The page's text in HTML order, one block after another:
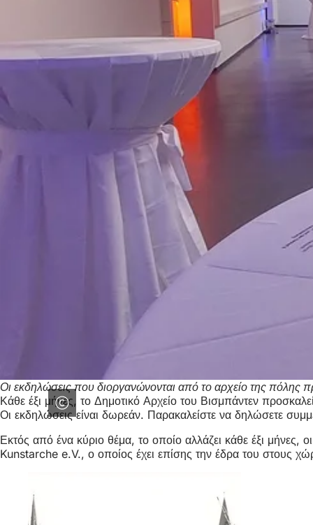
Οι εκδηλώσεις που διοργανώνονται από το αρχείο της πόλης
Κάθε έξι μήνες, το Δημοτικό Αρχείο του Βισμπάντεν
Οι εκδηλώσεις είναι δωρεάν. Παρακαλείστε να δηλώσετε
Εκτός από ένα κύριο θέμα, το οποίο αλλάζει κάθε έξι
Kunstarche e.V., ο οποίος έχει επίσης την έδρα του στους